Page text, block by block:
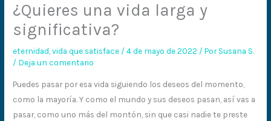
¿Quieres una vida larga y
significativa?
eternidad,vida que satisface /4 de mayo de 2022 / PorSusana S.
/ Deja un comentario
Puedes pasar por esa vida siguiendo los deseos del momento,
como la mayoría. Y como el mundo y sus deseos pasan, así vas a
pasar, como uno más del montón, sin que casi nadie te preste